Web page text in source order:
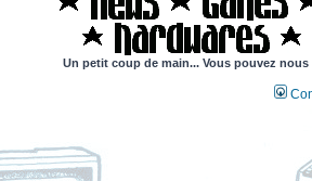
Un petit coup de main... Vous pouvez